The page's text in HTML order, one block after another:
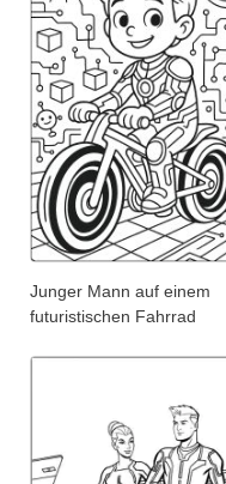
Junger Mann auf einem
futuristischen Fahrrad